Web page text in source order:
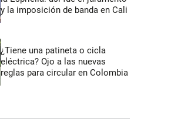
y la imposición de banda en Cali
¿Tiene una patineta o cicla
eléctrica? Ojo a las nuevas
reglas para circular en Colombia